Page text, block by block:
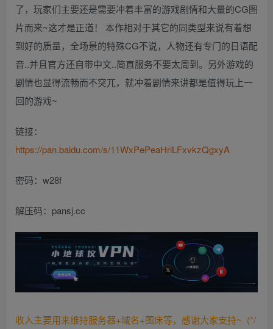
了，玩家们主要还是需要冲着丰富的游戏剧情和大量的CG图
片而来~这才是正道！ 本作相对于其它的同类型来说有着想
到好的质量，全场景的特殊CG不说，人物还有专门的日语配
音..并且官方还自带中文..简直服务不要太周到。另外游戏的
剧情也显得流畅而不突兀，就冲着剧情来讲都是值得玩上一
回的游戏~
链接：
https://pan.baidu.com/s/11WxPePeaHriLFxvkzQgxyA
密码：w28f
解压码：pansj.cc
收入主要用来维持服务器+域名+图床等，感谢大家支持~ (*/